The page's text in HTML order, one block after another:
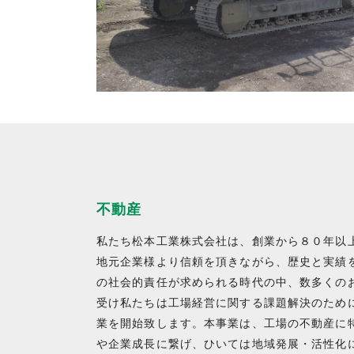
不動産
私たち松本工業株式会社は、創業から８０年以
地元企業様より信頼を頂きながら、歴史と実績
の社会的責任が求められる時代の中、数多くの
受け私たちは工場経営に関する課題解決のため
業を開始致します。本事業は、工場の不動産に
や企業成長に繋げ、ひいては地域発展・活性化